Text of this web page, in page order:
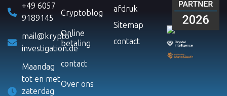
+49 6057
9189145
mail@krypto-
investigation.de
Maandag
tot en met
zaterdag
Cryptoblog
Online
betaling
contact
Over ons
afdruk
Sitemap
contact